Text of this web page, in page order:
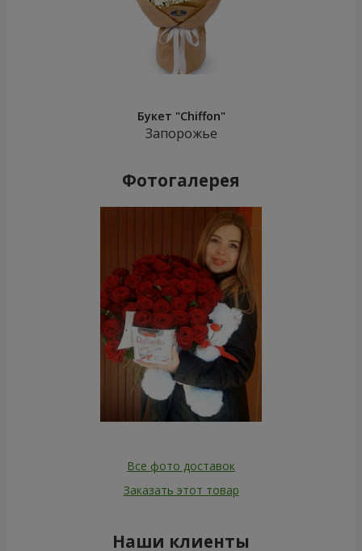
Букет "Chiffon"
Запорожье
Фотогалерея
Все фото доставок
Заказать этот товар
Наши клиенты